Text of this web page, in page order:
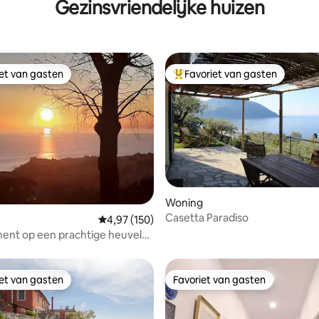
Gezinsvriendelijke huizen
van 4,79 uit 5, 205 recensies
van gasten
van gasten
Gemiddelde beoordeling van 4,97 uit 5, 150
4,97 (150)
op een prachtige heuvel
Topfavoriet van gasten
Favoriet van gasten
Woning
Casetta Paradiso
van gasten
van gasten Favoriet van gasten
Favoriet van gasten